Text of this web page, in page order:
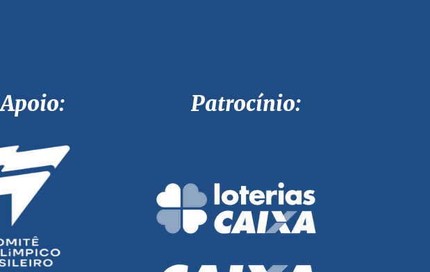
Apoio: Patrocínio: